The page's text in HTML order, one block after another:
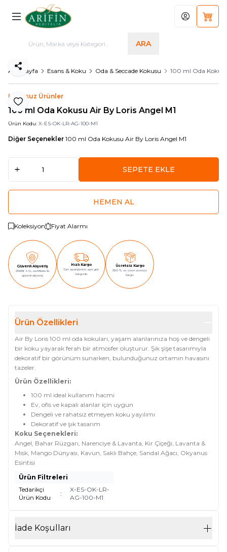
ARA
Hesabım
Ana Sayfa Esans & Koku Oda & Seccade Kokusu 100 ml Oda
Favoriye Ekle
Paylaş
Logosuz Ürünler
100 ml Oda Kokusu Air By Loris Angel M1
Ürün Kodu: X-ES-OK-LR-AG-100-M1
Diğer Seçenekler 100 ml Oda Kokusu Air By Loris Angel M1
SEPETE EKLE
HEMEN AL
Koleksiyon Fiyat Alarmı
Güvenli Alışveriş
256Bit SSL sertifikası ile
güvenli alışveriş
Hızlı Kargo
Tüm siparişleriniz aynı gün
kargoda
Ücretsiz Kargo
850 TL ve üzeri ücretsiz
kargo
Ürün Özellikleri
Air By Loris 100 ml oda kokuları, yaşam alanlarınıza hoş ve dengeli
bir koku yayarak ferah bir atmosfer oluşturur. Şık şişe tasarımıyla
dekoratif bir görünüm sunarken, bulunduğunuz ortamın havasını
tazeler.
Ürün Özellikleri:
100 ml ideal kullanım hacmi
Ev, ofis ve kapalı alanlar için uygun
Dengeli ve rahatsız etmeyen koku yayılımı
Dekoratif ve şık tasarım
Koku Seçenekleri:
Angel, Bahar Rüzgarı, Narenciye & Lavanta, Kır Çiçeği, Lavanta &
Misk, Mango Dünyası, Kavun, Saklı Bahçe, Sandal Ağacı, Okyanus
Esintisi
Ürün Filtreleri
Tedarikçi
Ürün Kodu
:
X-ES-OK-LR-
AG-100-M1
İade Koşulları